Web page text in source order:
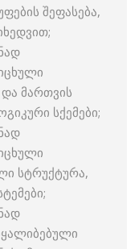
შეფასება,
მართვის
სქემები;
სტრუქტურა,